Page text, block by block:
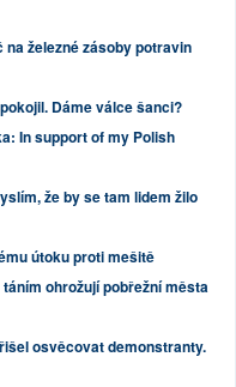
železné zásoby potravin
Dáme válce šanci?
In support of my Polish
že by se tam lidem žilo
útoku proti mešitě
ohrožují pobřežní města
osvěcovat demonstranty.